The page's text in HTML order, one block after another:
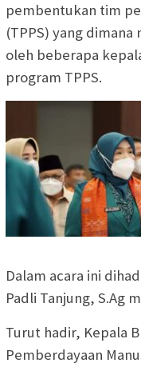
pembentukan tim
(TPPS) yang
oleh beberapa
program TPPS.
Dalam acara ini
Padli Tanjung, S.Ag
Turut hadir, Kepala
Pemberdayaan